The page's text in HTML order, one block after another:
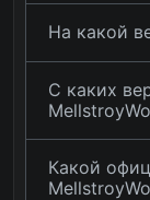
На какой
С каких
Какой